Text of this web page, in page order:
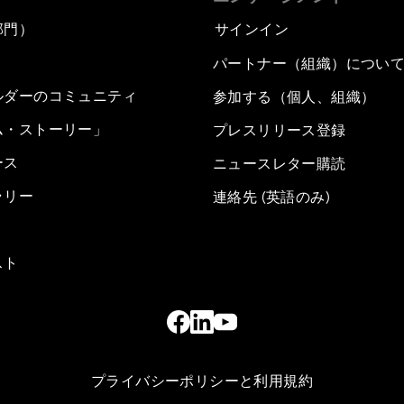
）
ーのコミュニティ
ストーリー」
リー
サインイン
パートナー（組織）につい
参加する（個人、組織）
プレスリリース登録
ニュースレター購読
連絡先 (英語のみ)
プライバシーポリシーと利用規約